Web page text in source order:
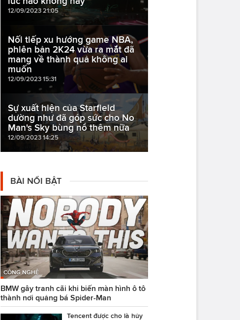
12/09/2023 21:05
Nối tiếp xu hướng game NBA,
phiên bản 2K24 vừa ra mắt đã
mang về thành quả không ai
muốn
12/09/2023 15:31
Sự xuất hiện của Starfield
dường như đã góp sức cho No
Man's Sky bùng nổ thêm nữa
12/09/2023 14:25
BÀI NỔI BẬT
CÔNG NGHỆ
BMW gây tranh cãi khi biến màn hình ô tô
thành nơi quảng bá Spider-Man
Tencent được cho là hủy